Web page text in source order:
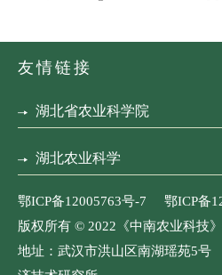
友情链接
湖北省农业科学院
湖北农业科学
鄂ICP备12005763号-7 鄂ICP备
版权所有 © 2022《中南农业科技
地址：武汉市洪山区南湖瑶苑5